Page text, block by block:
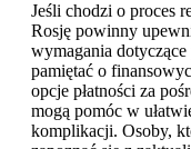
Jeśli chodzi o proces
Rosję powinny
wymagania
pamiętać o
opcje płatności za
mogą pomóc w
komplikacji. Osoby,